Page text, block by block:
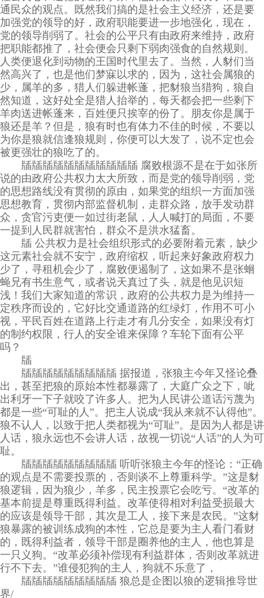
通民众的观点。既然我们搞的是社会主义经济，还是要
加强党的领导的好，政府职能要进一步地强化，现在，
党的领导削弱了。社会的公平只有由政府来维持，政府
把职能都推了，社会便会只剩下弱肉强食的自然规则。
人类便退化到动物的王国时代里去了。当然，人豺们当
然高兴了，也是他们梦寐以求的，因为，这社会属狼的
少，属羊的多，猎人们躲进帐蓬，把豺狼当猎狗，狼自
然知道，这好处全是猎人抬举的，每天都会把一些剩下
羊肉送进帐蓬来，百姓便只挨宰的份了。朋友你是属于
狼还是羊？但是，狼有时也有体力不佳的时候，不要以
为你是狼就信逢狼规则，你便可以大发了，说不定也会
被更强壮的狼吃了的。
牐牐牐牐牐牐牐牐牐牐牐 腐败根源不是在于如张所
说的由政府公共权力太大所致，而是党的领导削弱，党
的思想路线没有贯彻的原由，如果党的组织一方面加强
思想教育，贯彻内部监督机制，走群众路，放手发动群
众，贪官污吏便一如过街老鼠，人人喊打的局面，不要
一提到人民群就害怕，群众不是洪水猛畜。
牐 公共权力是社会组织形式的必要附着元素，缺少
这元素社会就不安宁，政府缩权，听起来好象政府权力
少了，寻租机会少了，腐败便遏制了，这如果不是张蛔
蝇兄有书生意气，或者说天真过了头，就是他见识短
浅！我们大家知道的常识，政府的公共权力是为维持一
定秩序而设的，它好比交通道路的红绿灯，作用不可小
视，平民百姓在道路上行走才有几分安全，如果没有灯
的制约权限，行人的安全谁来保障？车轮下面有公平
吗？
牐
牐牐牐牐牐牐牐牐牐 据报道，张狼主今年又怪论叠
出，甚至把狼的原始本性都暴露了，大庭广众之下，呲
出利牙一下子就咬了许多人。把为人民讲公道话污蔑为
都是一些“可耻的人”。把主人说成“我从来就不认得他”。
狼不认人，以致于把人类都视为“可耻”。是因为人都是讲
人话，狼永远也不会讲人话，故视一切说“人话”的人为可
耻。
牐牐牐牐牐牐牐牐牐 听听张狼主今年的怪论：“正确
的观点是不需要投票的，否则谈不上尊重科学。”这是豺
狼逻辑，因为狼少，羊多，民主投票它会吃亏。“改革的
基本前提是尊重既得利益。改革使得相对利益受损最大
的应该是领导干部，其次是工人，接下来是农民。”这豺
狼暴露的被训练成狗的本性，它总是要为主人看门看财
的，既得利益者，领导干部是圈养他的主人，他也算是
一只义狗。“改革必须补偿现有利益群体，否则改革就进
行不下去。”谁侵犯狗的主人，狗就不乐意了，
牐牐牐牐牐牐牐牐牐 狼总是企图以狼的逻辑推导世
界/